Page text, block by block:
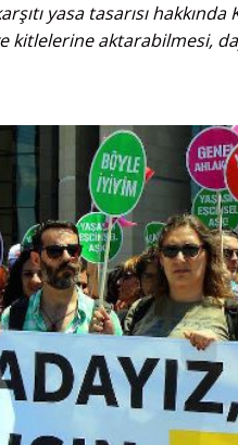
yasa tasarısı
kitlelerine aktarabilmesi,